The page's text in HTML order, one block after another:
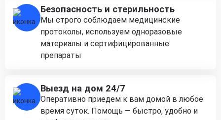
Безопасность и стерильность
Мы строго соблюдаем медицинские
протоколы, используем одноразовые
материалы и сертифицированные
препараты
Выезд на дом 24/7
Оперативно приедем к вам домой в любое
время суток. Помощь — быстро, удобно и